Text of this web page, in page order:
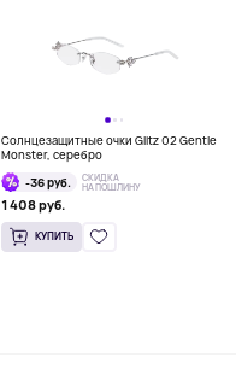
Солнцезащитные очки Glitz 02 Gentle
Monster, серебро
-36 руб.
СКИДКА
НА ПОШЛИНУ
1 408 руб.
КУПИТЬ